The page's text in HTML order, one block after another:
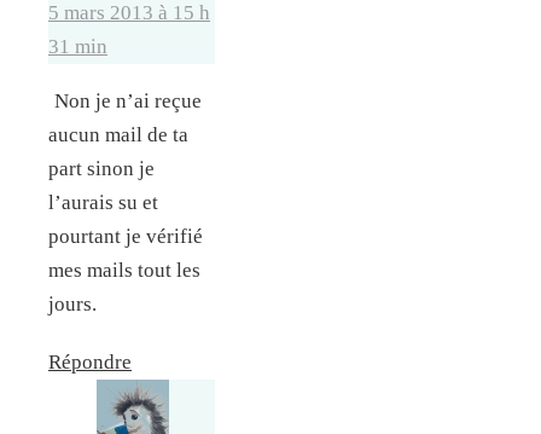
5 mars 2013 à 15 h
31 min
Non je n’ai reçue
aucun mail de ta
part sinon je
l’aurais su et
pourtant je vérifié
mes mails tout les
jours.
Répondre